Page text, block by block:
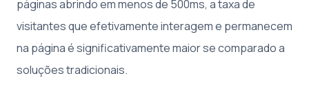
páginas abrindo em menos de 500ms, a taxa de
visitantes que efetivamente interagem e permanecem
na página é significativamente maior se comparado a
soluções tradicionais.